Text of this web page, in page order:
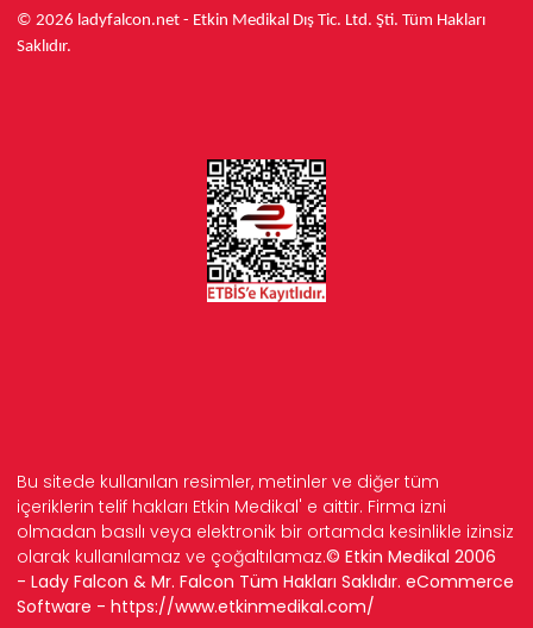
© 2026 ladyfalcon.net - Etkin Medikal Dış Tic. Ltd. Şti. Tüm Hakları
Saklıdır.
Bu sitede kullanılan resimler, metinler ve diğer tüm
içeriklerin telif hakları Etkin Medikal' e aittir. Firma izni
olmadan basılı veya elektronik bir ortamda kesinlikle izinsiz
olarak kullanılamaz ve çoğaltılamaz.© Etkin Medikal 2006
- Lady Falcon & Mr. Falcon Tüm Hakları Saklıdır. eCommerce
Software - https://www.etkinmedikal.com/